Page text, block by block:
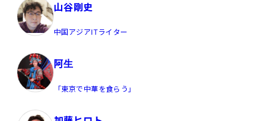
山谷剛史
中国アジアITライター
阿生
「東京で中華を食らう」